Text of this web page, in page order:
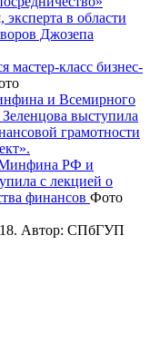
мастер-класс бизнес-
Минфина РФ и
с лекцией о
финансов Фото
. Автор: СПбГУП